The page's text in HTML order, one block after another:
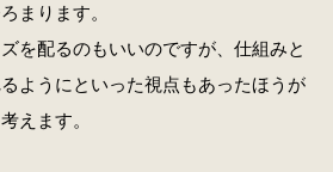
まります。
を配るのもいいのですが、仕組みと
ようにといった視点もあったほうが
えます。